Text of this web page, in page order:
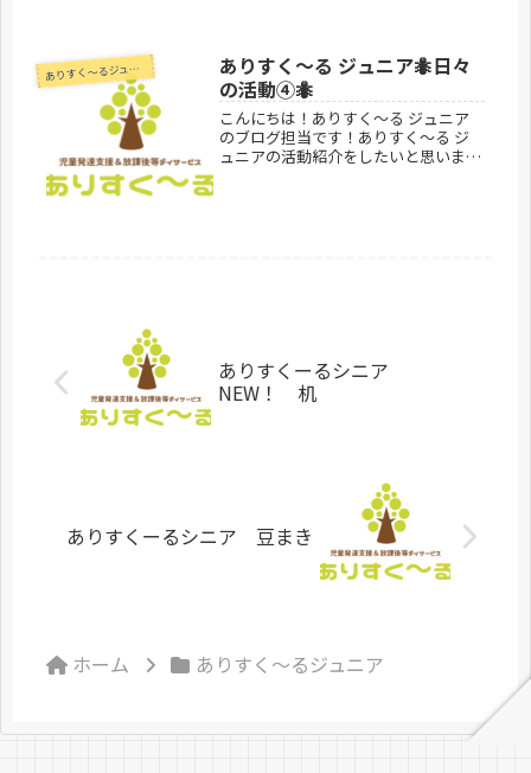
あ
りすく～るジュニア
ありすく〜る ジュニア🐜日々
の活動④🐜
こんにちは！ありすく～る ジュニア
のブログ担当です！ありすく〜る ジ
ュニアの活動紹介をしたいと思いま
ありすくーるシニア
NEW！ 机
ありすくーるシニア 豆まき
ホーム ありすく～るジュニア